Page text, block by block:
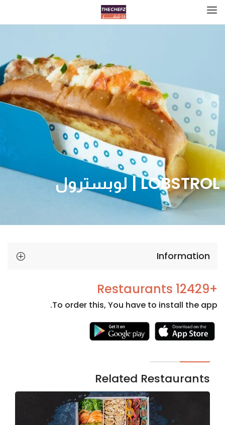
LOBSTROL | لوبسترول
Information
+12429 Restaurants
To order this, You have to install the app.
Related Restaurants
Necessary
cookies
optional.